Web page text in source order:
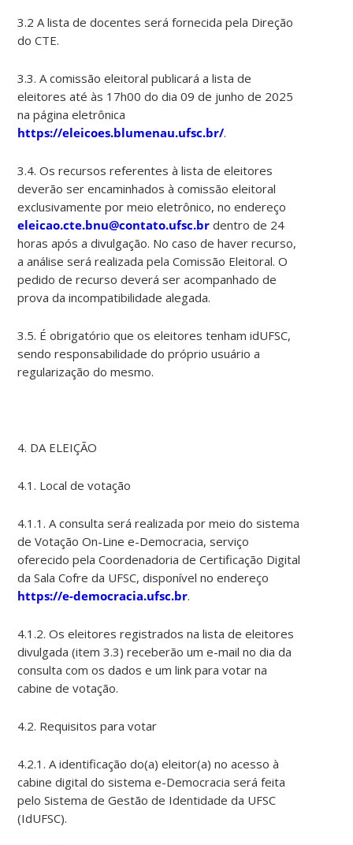
3.2 A lista de docentes será fornecida pela Direção
do CTE.
3.3. A comissão eleitoral publicará a lista de
eleitores até às 17h00 do dia 09 de junho de 2025
na página eletrônica
https://eleicoes.blumenau.ufsc.br/.
3.4. Os recursos referentes à lista de eleitores
deverão ser encaminhados à comissão eleitoral
exclusivamente por meio eletrônico, no endereço
eleicao.cte.bnu@contato.ufsc.br dentro de 24
horas após a divulgação. No caso de haver recurso,
a análise será realizada pela Comissão Eleitoral. O
pedido de recurso deverá ser acompanhado de
prova da incompatibilidade alegada.
3.5. É obrigatório que os eleitores tenham idUFSC,
sendo responsabilidade do próprio usuário a
regularização do mesmo.
4. DA ELEIÇÃO
4.1. Local de votação
4.1.1. A consulta será realizada por meio do sistema
de Votação On-Line e-Democracia, serviço
oferecido pela Coordenadoria de Certificação Digital
da Sala Cofre da UFSC, disponível no endereço
https://e-democracia.ufsc.br.
4.1.2. Os eleitores registrados na lista de eleitores
divulgada (item 3.3) receberão um e-mail no dia da
consulta com os dados e um link para votar na
cabine de votação.
4.2. Requisitos para votar
4.2.1. A identificação do(a) eleitor(a) no acesso à
cabine digital do sistema e-Democracia será feita
pelo Sistema de Gestão de Identidade da UFSC
(IdUFSC).